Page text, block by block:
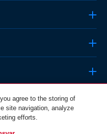
agree to the storing of
site navigation, analyze
efforts.